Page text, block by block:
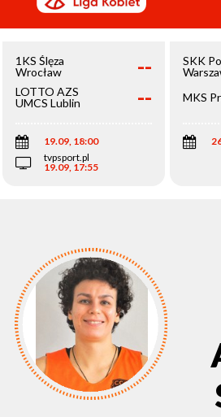
1KS Ślęza
Wrocław
--
LOTTO AZS
UMCS Lublin
--
19.09, 18:00
tvpsport.pl
19.09, 17:55
SKK
MKS